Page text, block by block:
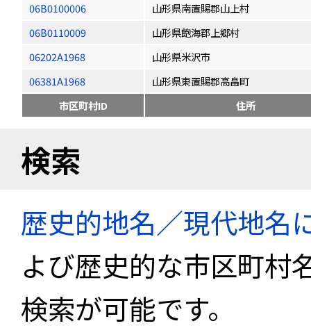
06B0100006
山形県南置賜郡山上村
06B0110009
山形県飽海郡上郷村
06202A1968
山形県米沢市
06381A1968
山形県東置賜郡高畠町
市区町村ID
住所
検索
歴史的地名／現代地名
よび歴史的な市区町村
検索が可能です。